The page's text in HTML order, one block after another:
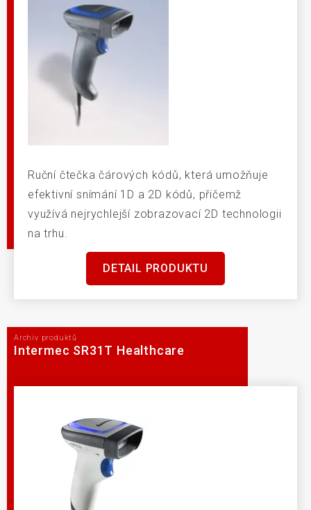
Ruční čtečka čárových kódů, která umožňuje
efektivní snímání 1D a 2D kódů, přičemž
využívá nejrychlejší zobrazovací 2D technologii
na trhu.
DETAIL PRODUKTU
Archiv produktů
Intermec SR31T Healthcare